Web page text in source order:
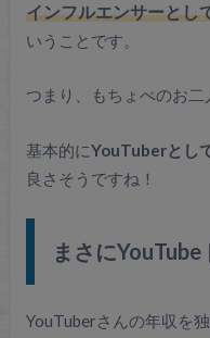
インフルエンサーとし
いうことです。
つまり、もちょぺのお二
基本的にYouTuberとし
良さそうですね！
まさにYouTube
YouTuberさんの年収を